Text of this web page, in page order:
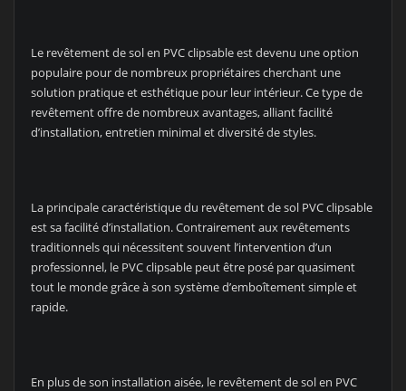
Le revêtement de sol en PVC clipsable est devenu une option
populaire pour de nombreux propriétaires cherchant une
solution pratique et esthétique pour leur intérieur. Ce type de
revêtement offre de nombreux avantages, alliant facilité
d’installation, entretien minimal et diversité de styles.
La principale caractéristique du revêtement de sol PVC clipsable
est sa facilité d’installation. Contrairement aux revêtements
traditionnels qui nécessitent souvent l’intervention d’un
professionnel, le PVC clipsable peut être posé par quasiment
tout le monde grâce à son système d’emboîtement simple et
rapide.
En plus de son installation aisée, le revêtement de sol en PVC